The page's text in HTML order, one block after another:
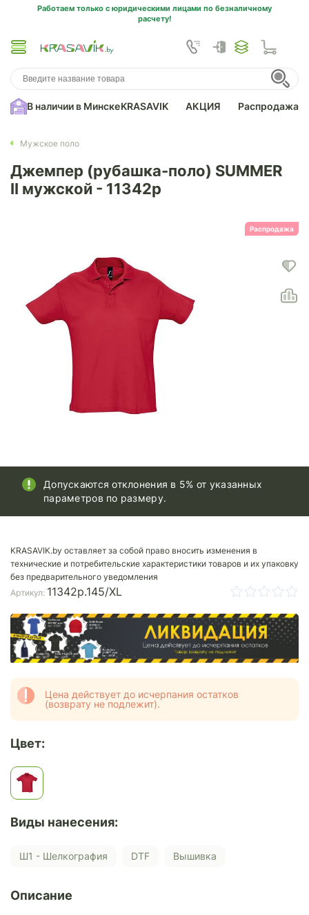
Работаем только с юридическими лицами по безналичному
расчету!
В наличии в МинскеKRASAVIK АКЦИЯ Распродажа
Мужское поло
Джемпер (рубашка-поло) SUMMER
II мужской - 11342p
Распродажа
Допускаются отклонения в 5% от указанных
параметров по размеру.
KRASAVIK.by оставляет за собой право вносить изменения в
технические и потребительские характеристики товаров и их упаковку
без предварительного уведомления
Артикул: 11342p.145/XL
Цена действует до исчерпания остатков
(возврату не подлежит).
Цвет:
Виды нанесения:
Ш1 - Шелкография DTF Вышивка
Описание